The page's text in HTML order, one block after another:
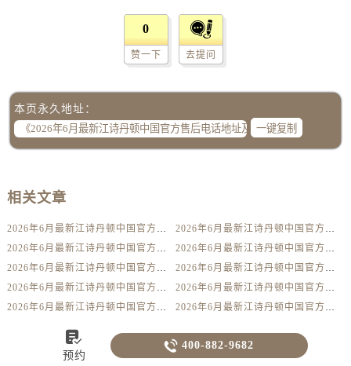
0
赞一下 去提问
本页永久地址：
一键复制
相关文章
2026年6月最新江诗丹顿中国官方售后电话地址及客户服务网点查询
2026年6月最新江诗丹顿中国官方售后服务地址热线及客服网点电话
2026年6月最新江诗丹顿中国官方售后电话地址服务热线客服网点
2026年6月最新江诗丹顿中国官方售后服务地址网点电话客服热线
2026年6月最新江诗丹顿中国官方售后服务地址电话热线网点客服
2026年6月最新江诗丹顿中国官方售后电话热线及服务网点地址
2026年6月最新江诗丹顿中国官方售后服务地址电话及客服网点查询
2026年6月最新江诗丹顿中国官方售后服务地址客服热线网点电话
2026年6月最新江诗丹顿中国官方售后电话网点服务热线客服地址
2026年6月最新江诗丹顿中国官方售后电话热线客服地址服务网点
2026年6月最新江诗丹顿中国官方售后服务地址热线及客服网点电

预约
 400-882-9682